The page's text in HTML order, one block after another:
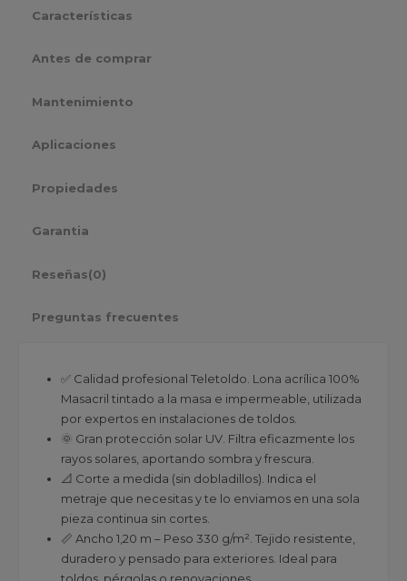
Características
Antes de comprar
Mantenimiento
Aplicaciones
Propiedades
Garantia
Reseñas(0)
Preguntas frecuentes
✅ Calidad profesional Teletoldo. Lona acrílica 100%
Masacril tintado a la masa e impermeable, utilizada
por expertos en instalaciones de toldos.
🌞 Gran protección solar UV. Filtra eficazmente los
rayos solares, aportando sombra y frescura.
📐 Corte a medida (sin dobladillos). Indica el
metraje que necesitas y te lo enviamos en una sola
pieza continua sin cortes.
📏 Ancho 1,20 m – Peso 330 g/m². Tejido resistente,
duradero y pensado para exteriores. Ideal para
toldos, pérgolas o renovaciones.